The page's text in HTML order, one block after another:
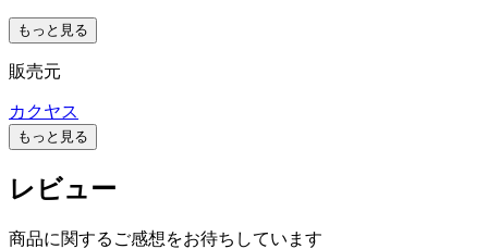
もっと見る
販売元
カクヤス
もっと見る
レビュー
商品に関するご感想をお待ちしています